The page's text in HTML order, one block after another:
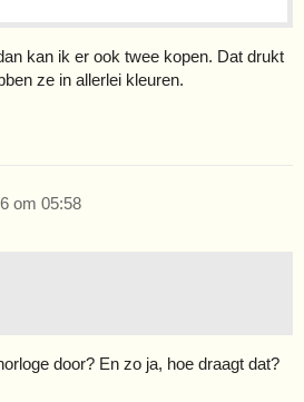
kan ik er ook twee kopen. Dat drukt
ze in allerlei kleuren.
om 05:58
door? En zo ja, hoe draagt dat?